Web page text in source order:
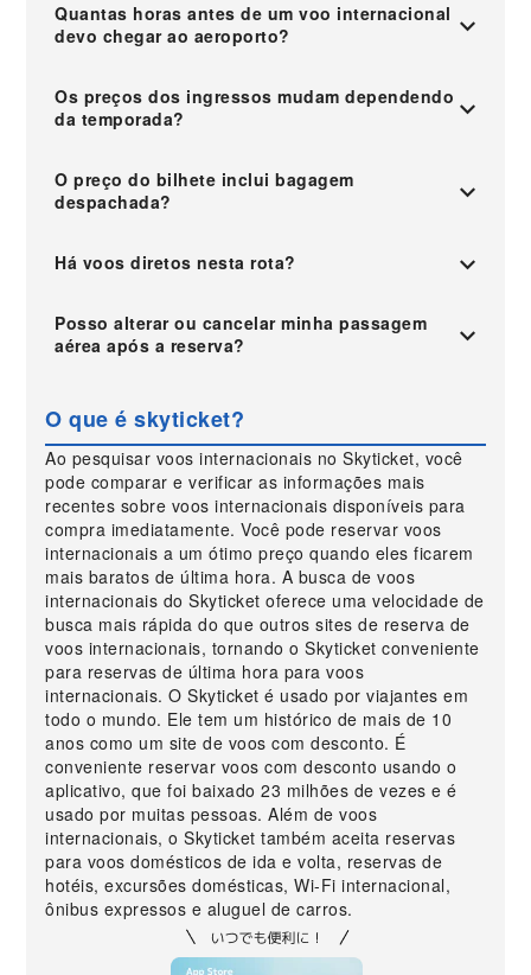
Quantas horas antes de um voo internacional
devo chegar ao aeroporto?
Os preços dos ingressos mudam dependendo
da temporada?
O preço do bilhete inclui bagagem
despachada?
Há voos diretos nesta rota?
Posso alterar ou cancelar minha passagem
aérea após a reserva?
O que é skyticket?
Ao pesquisar voos internacionais no Skyticket, você
pode comparar e verificar as informações mais
recentes sobre voos internacionais disponíveis para
compra imediatamente. Você pode reservar voos
internacionais a um ótimo preço quando eles ficarem
mais baratos de última hora. A busca de voos
internacionais do Skyticket oferece uma velocidade de
busca mais rápida do que outros sites de reserva de
voos internacionais, tornando o Skyticket conveniente
para reservas de última hora para voos
internacionais. O Skyticket é usado por viajantes em
todo o mundo. Ele tem um histórico de mais de 10
anos como um site de voos com desconto. É
conveniente reservar voos com desconto usando o
aplicativo, que foi baixado 23 milhões de vezes e é
usado por muitas pessoas. Além de voos
internacionais, o Skyticket também aceita reservas
para voos domésticos de ida e volta, reservas de
hotéis, excursões domésticas, Wi-Fi internacional,
ônibus expressos e aluguel de carros.